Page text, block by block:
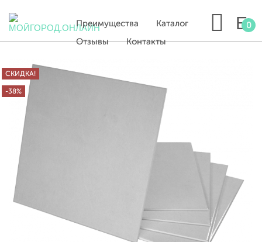
Преимущества
Каталог
Отзывы
Контакты
0
СКИДКА!
-38%